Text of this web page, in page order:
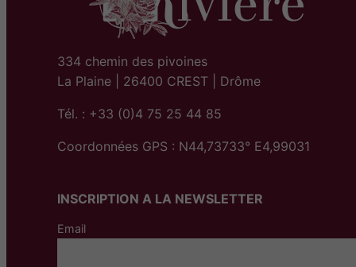
334 chemin des pivoines
La Plaine | 26400 CREST | Drôme
Tél. : +33 (0)4 75 25 44 85
Coordonnées GPS : N44,73733° E4,99031
INSCRIPTION A LA NEWSLETTER
Email